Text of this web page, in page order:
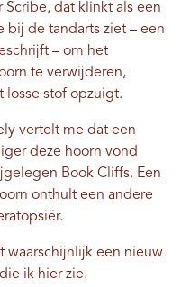
dat klinkt als een
bij de tandarts ziet – een
– om het
te verwijderen,
losse stof opzuigt.
vertelt me ​​dat een
deze hoorn vond
Book Cliffs. Een
onthult een andere
waarschijnlijk een nieuw
ik hier zie.